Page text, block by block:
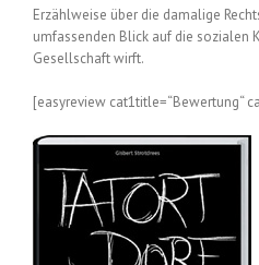
Erzählweise über die damalige
umfassenden Blick auf die sozialen
Gesellschaft wirft.
[easyreview cat1title=“Bewertung“